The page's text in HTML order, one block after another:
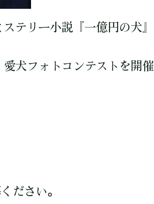
テリー小説『一億円の犬』
犬フォトコンテストを開催
ださい。